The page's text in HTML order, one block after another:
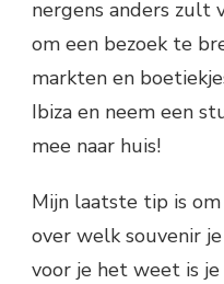
nergens anders zult
om een bezoek te
markten en
Ibiza en neem een
mee naar huis!
Mijn laatste tip is
over welk souvenir
voor je het weet is